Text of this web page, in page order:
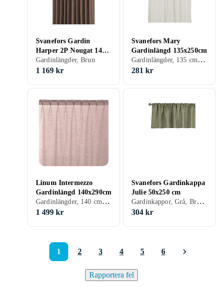
Svanefors Gardin
Harper 2P Nougat 140
280
Gardinlängder, Brun
1 169 kr
Svanefors Mary
Gardinlängd 135x250cm
Gardinlängder, 135 cm, 250 cm, Svart, Grå, Brun, Blå, Grön, Lila, Creme/Beige
281 kr
Linum Intermezzo
Gardinlängd 140x290cm
Gardinlängder, 140 cm, 290 cm, Grå, Brun, Blå, Beige, Rosa, Creme/Beige
1 499 kr
Svanefors Gardinkappa
Julie 50x250 cm
Gardinkappor, Grå, Brun, Blå, Grön, Creme/Beige
304 kr
1 2 3 4 5 6
Rapportera fel